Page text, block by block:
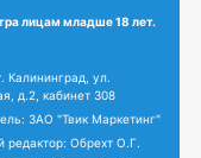
лицам младше 18 лет.
Калининград, ул.
д.2, кабинет 308
ЗАО "Твик Маркетинг"
редактор: Обрехт О.Г.